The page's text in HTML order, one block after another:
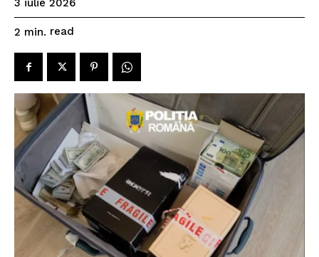
3 iulie 2026
2 min. read